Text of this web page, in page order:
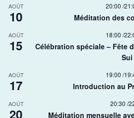
AOÛT
10
20:00 /
Méditation des
AOÛT
15
18:00 /
Célébration spéciale – Fête
Sui​
AOÛT
17
19:00 /
Introduction au
AOÛT
20
20:30 /
Méditation mensuelle